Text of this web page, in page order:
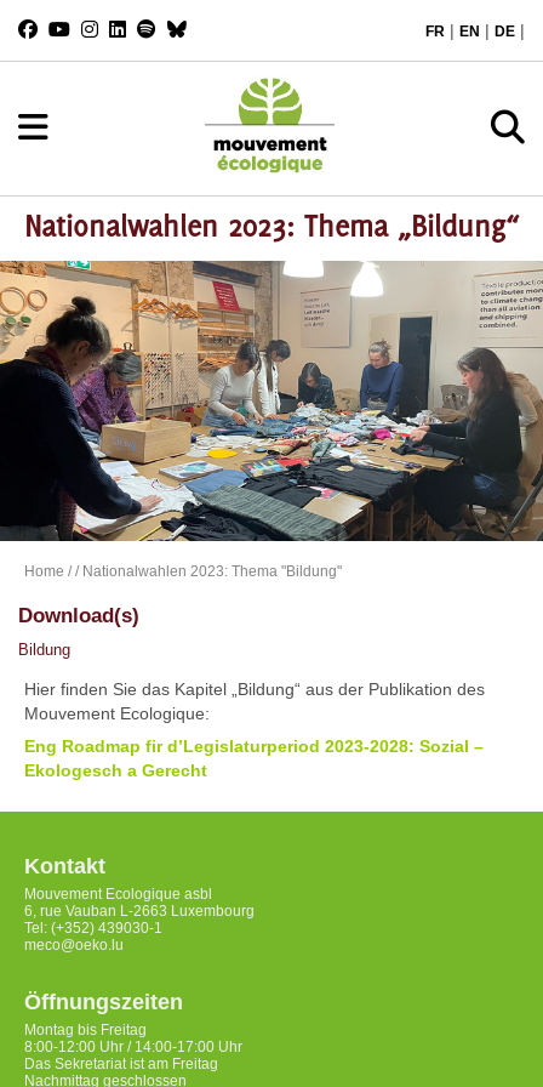
FR | EN | DE |
Nationalwahlen 2023: Thema „Bildung“
Home // Nationalwahlen 2023: Thema "Bildung"
Download(s)
Bildung
Hier finden Sie das Kapitel „Bildung“ aus der Publikation des
Mouvement Ecologique:
Eng Roadmap fir d’Legislaturperiod 2023-2028: Sozial –
Ekologesch a Gerecht
Kontakt
Mouvement Ecologique asbl
6, rue Vauban L-2663 Luxembourg
Tel: (+352) 439030-1
meco@oeko.lu
Öffnungszeiten
Montag bis Freitag
8:00-12:00 Uhr / 14:00-17:00 Uhr
Das Sekretariat ist am Freitag
Nachmittag geschlossen